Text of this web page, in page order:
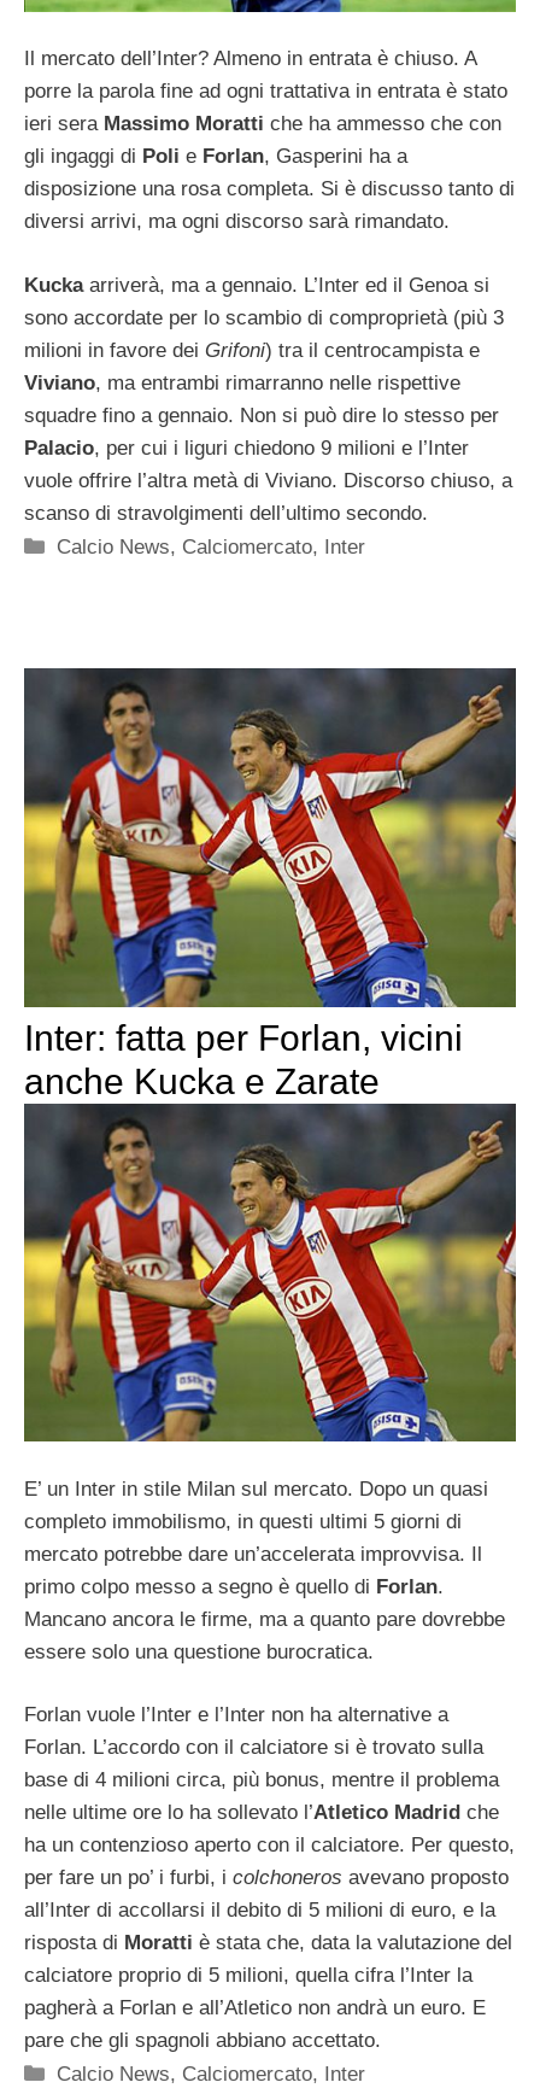
Il mercato dell’Inter? Almeno in entrata è chiuso. A
porre la parola fine ad ogni trattativa in entrata è stato
ieri sera Massimo Moratti che ha ammesso che con
gli ingaggi di Poli e Forlan, Gasperini ha a
disposizione una rosa completa. Si è discusso tanto di
diversi arrivi, ma ogni discorso sarà rimandato.
Kuckaarriverà, ma a gennaio. L’Inter ed il Genoa si
sono accordate per lo scambio di comproprietà (più 3
milioni in favore dei Grifoni) tra il centrocampista e
Viviano, ma entrambi rimarranno nelle rispettive
squadre fino a gennaio. Non si può dire lo stesso per
Palacio, per cui i liguri chiedono 9 milioni e l’Inter
vuole offrire l’altra metà di Viviano. Discorso chiuso, a
scanso di stravolgimenti dell’ultimo secondo.
Categorie
Calcio News, Calciomercato, Inter
Inter: fatta per Forlan, vicini
anche Kucka e Zarate
E’ un Inter in stile Milan sul mercato. Dopo un quasi
completo immobilismo, in questi ultimi 5 giorni di
mercato potrebbe dare un’accelerata improvvisa. Il
primo colpo messo a segno è quello di Forlan.
Mancano ancora le firme, ma a quanto pare dovrebbe
essere solo una questione burocratica.
Forlan vuole l’Inter e l’Inter non ha alternative a
Forlan. L’accordo con il calciatore si è trovato sulla
base di 4 milioni circa, più bonus, mentre il problema
nelle ultime ore lo ha sollevato l’Atletico Madrid che
ha un contenzioso aperto con il calciatore. Per questo,
per fare un po’ i furbi, i colchoneros avevano proposto
all’Inter di accollarsi il debito di 5 milioni di euro, e la
risposta di Moratti è stata che, data la valutazione del
calciatore proprio di 5 milioni, quella cifra l’Inter la
pagherà a Forlan e all’Atletico non andrà un euro. E
pare che gli spagnoli abbiano accettato.
Categorie
Calcio News, Calciomercato, Inter